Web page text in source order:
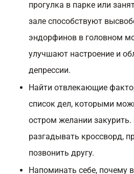
прогулка в парке или
зале способствуют
эндорфинов в головном
улучшают настроение и
депрессии.
Найти отвлекающие
список дел, которыми
остром желании
разгадывать кроссворд,
позвонить другу.
Напоминать себе, почему